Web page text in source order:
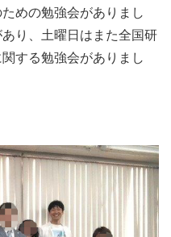
めの勉強会がありまし
り、土曜日はまた全国研
する勉強会がありまし